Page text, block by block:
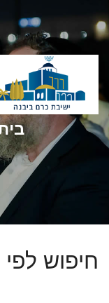
חיפוש לפי